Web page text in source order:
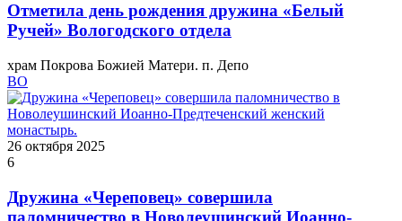
Отметила день рождения дружина «Белый
Ручей» Вологодского отдела
храм Покрова Божией Матери. п. Депо
ВО
26 октября 2025
6
Дружина «Череповец» совершила
паломничество в Новолеушинский Иоанно-